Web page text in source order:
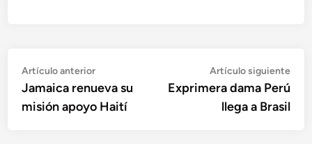
Navegación
de
entradas
Artículo anteriorArtículo
anterior:
Jamaica renueva su
misión apoyo Haití
Artículo siguiente
Exprimera dama Perú
llega a Brasil